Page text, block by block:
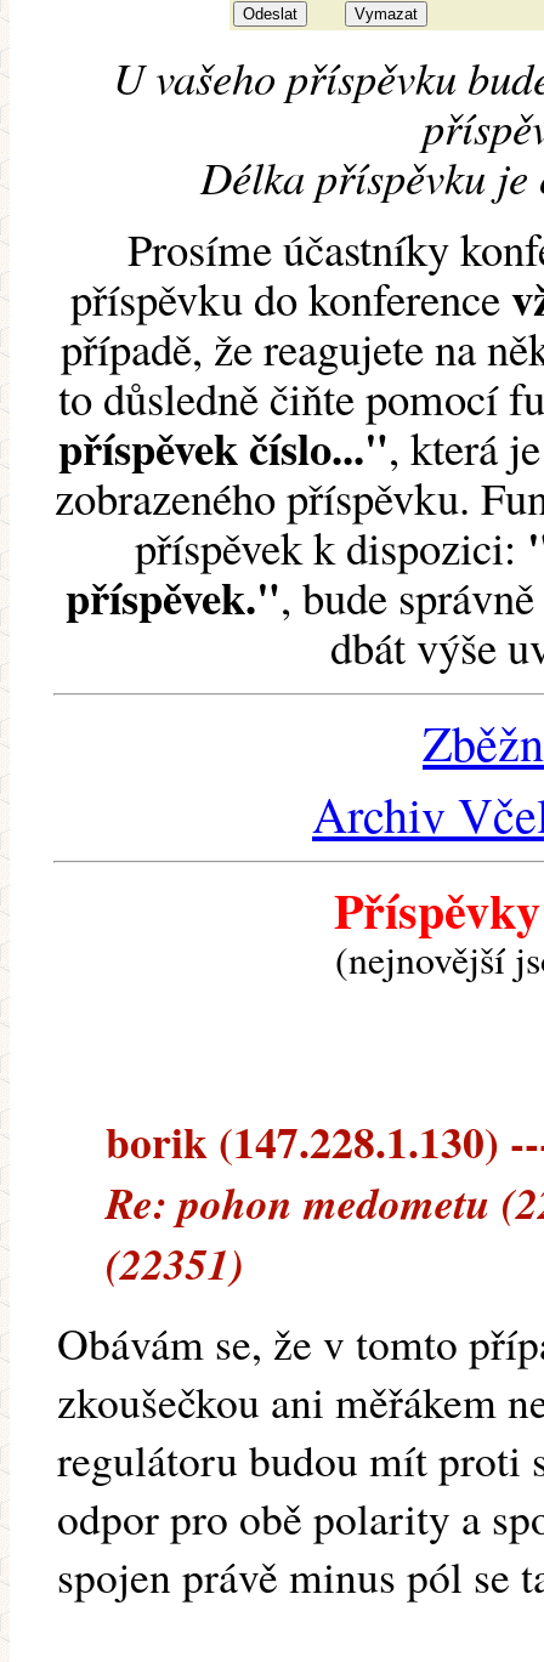
U vašeho příspěvku
Délka příspěvku je
Prosíme účastníky
příspěvku do konference
případě, že reagujete na
to důsledně čiňte pomocí
příspěvek číslo...", která
zobrazeného příspěvku.
příspěvek k dispozici:
příspěvek.", bude
dbát výše
Archiv
(nejnovější
borik (147.228.1.130)
Re: pohon medometu
(22351)
Obávám se, že v tomto
zkoušečkou ani měřákem
regulátoru budou mít proti
odpor pro obě polarity a
spojen právě minus pól se